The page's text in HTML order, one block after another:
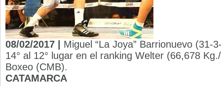
08/02/2017 | Miguel “La Joya” Barrionuevo (31-
14° al 12° lugar en el ranking Welter (66,678
Boxeo (CMB).
CATAMARCA